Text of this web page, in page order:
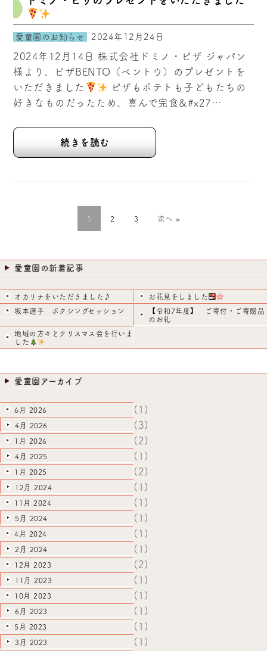
愛童園のお知らせ 2024年12月24日
2024年12月14日 株式会社ドミノ・ピザ ジャパン
様より、ピザBENTO（ベントウ）のプレゼントを
いただきました
ピザもポテトも子どもたちの
好きなものだったため、喜んで完食&#x27…
続きを読む
1 2 3 次へ »
愛童園の新着記事
オカリナをいただきました♪
お花見をしました
坂本選手 ボクシングセッション
【令和7年度】 ご寄付・ご寄贈品
のお礼
地域の方々とクリスマス会を行いま
した
愛童園アーカイブ
6月 2026 (1)
4月 2026 (3)
1月 2026 (2)
4月 2025 (1)
1月 2025 (2)
12月 2024 (1)
11月 2024 (1)
5月 2024 (1)
4月 2024 (1)
2月 2024 (1)
12月 2023 (2)
11月 2023 (1)
10月 2023 (1)
6月 2023 (1)
5月 2023 (1)
3月 2023 (1)